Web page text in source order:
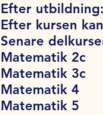
Efter utbildning:
Efter kursen
Senare
Matematik 2c
Matematik 3c
Matematik 4
Matematik 5